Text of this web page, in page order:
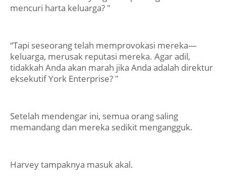
mencuri harta keluarga? "
“Tapi seseorang telah memprovokasi mereka—
keluarga, merusak reputasi mereka. Agar adil,
tidakkah Anda akan marah jika Anda adalah direktur
eksekutif York Enterprise? "
Setelah mendengar ini, semua orang saling
memandang dan mereka sedikit mengangguk.
Harvey tampaknya masuk akal.